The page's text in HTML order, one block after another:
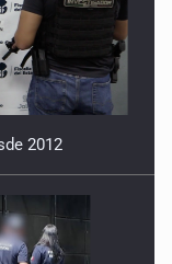
2012